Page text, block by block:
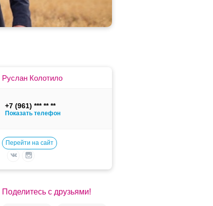
Руслан Колотило
+7 (961)
Показать телефон
Перейти на сайт
Поделитесь с друзьями!